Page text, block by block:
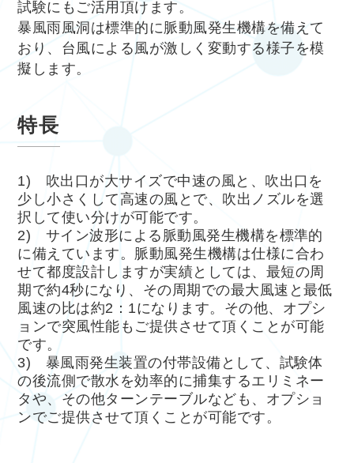
試験にもご活用頂けます。
暴風雨風洞は標準的に脈動風発生機構を備えて
おり、台風による風が激しく変動する様子を模
擬します。
特長
1) 吹出口が大サイズで中速の風と、吹出口を
少し小さくして高速の風とで、吹出ノズルを選
択して使い分けが可能です。
2) サイン波形による脈動風発生機構を標準的
に備えています。脈動風発生機構は仕様に合わ
せて都度設計しますが実績としては、最短の周
期で約4秒になり、その周期での最大風速と最低
風速の比は約2：1になります。その他、オプシ
ョンで突風性能もご提供させて頂くことが可能
です。
3) 暴風雨発生装置の付帯設備として、試験体
の後流側で散水を効率的に捕集するエリミネー
タや、その他ターンテーブルなども、オプショ
ンでご提供させて頂くことが可能です。